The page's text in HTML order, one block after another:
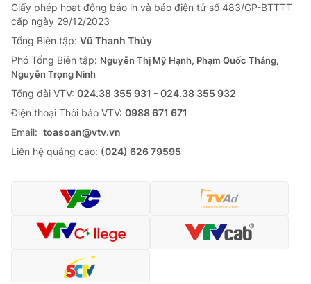
Giấy phép hoạt động báo in và báo điện tử số 483/GP-BTTTT
cấp ngày 29/12/2023
Tổng Biên tập: Vũ Thanh Thủy
Phó Tổng Biên tập: Nguyễn Thị Mỹ Hạnh, Phạm Quốc Thắng,
Nguyễn Trọng Ninh
Tổng đài VTV: 024.38 355 931 - 024.38 355 932
Ðiện thoại Thời báo VTV: 0988 671 671
Email: toasoan@vtv.vn
Liên hệ quảng cáo: (024) 626 79595